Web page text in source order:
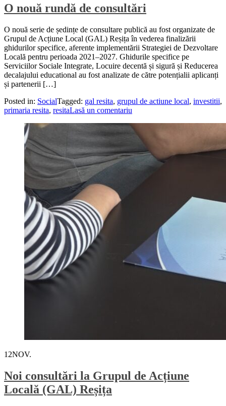
O nouă rundă de consultări
O nouă serie de ședințe de consultare publică au fost organizate de
Grupul de Acțiune Local (GAL) Reșița în vederea finalizării
ghidurilor specifice, aferente implementării Strategiei de Dezvoltare
Locală pentru perioada 2021–2027. Ghidurile specifice pe
Serviciilor Sociale Integrate, Locuire decentă și sigură și Reducerea
decalajului educational au fost analizate de către potențialii aplicanți
și partenerii […]
Posted in: SocialTagged: gal resita, grupul de actiune local, investitii,
primaria resita, resitaLasă un comentariu
12NOV.
Noi consultări la Grupul de Acțiune
Locală (GAL) Reșița